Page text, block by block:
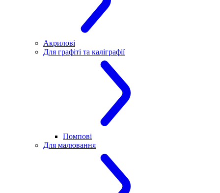
Акрилові
Для графіті та каліграфії
Помпові
Для малювання